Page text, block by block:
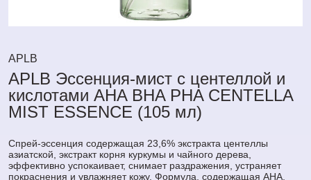
APLB
APLB Эссенция-мист с центеллой и
кислотами AHA BHA PHA CENTELLA
MIST ESSENCE (105 мл)
Спрей-эссенция содержащая 23,6% экстракта центеллы
азиатской, экстракт корня куркумы и чайного дерева,
эффективно успокаивает, снимает раздражения, устраняет
покраснения и увлажняет кожу. Формула, содержащая AHA,